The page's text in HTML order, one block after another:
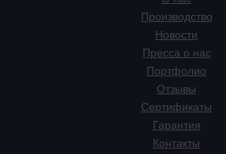
Производство
Новости
Пресса о нас
Портфолио
Отзывы
Сертификаты
Гарантия
Контакты